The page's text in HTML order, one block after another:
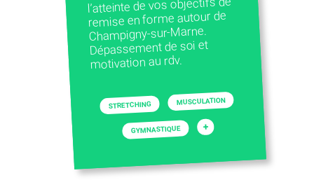
l’atteinte de vos objectifs de
remise en forme autour de
Champigny-sur-Marne.
Dépassement de soi et
motivation au rdv.
STRETCHING MUSCULATION
GYMNASTIQUE +